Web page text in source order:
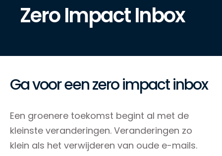
Zero Impact Inbox
Ga voor een zero impact inbox
Een groenere toekomst begint al met de
kleinste veranderingen. Veranderingen zo
klein als het verwijderen van oude e-mails.